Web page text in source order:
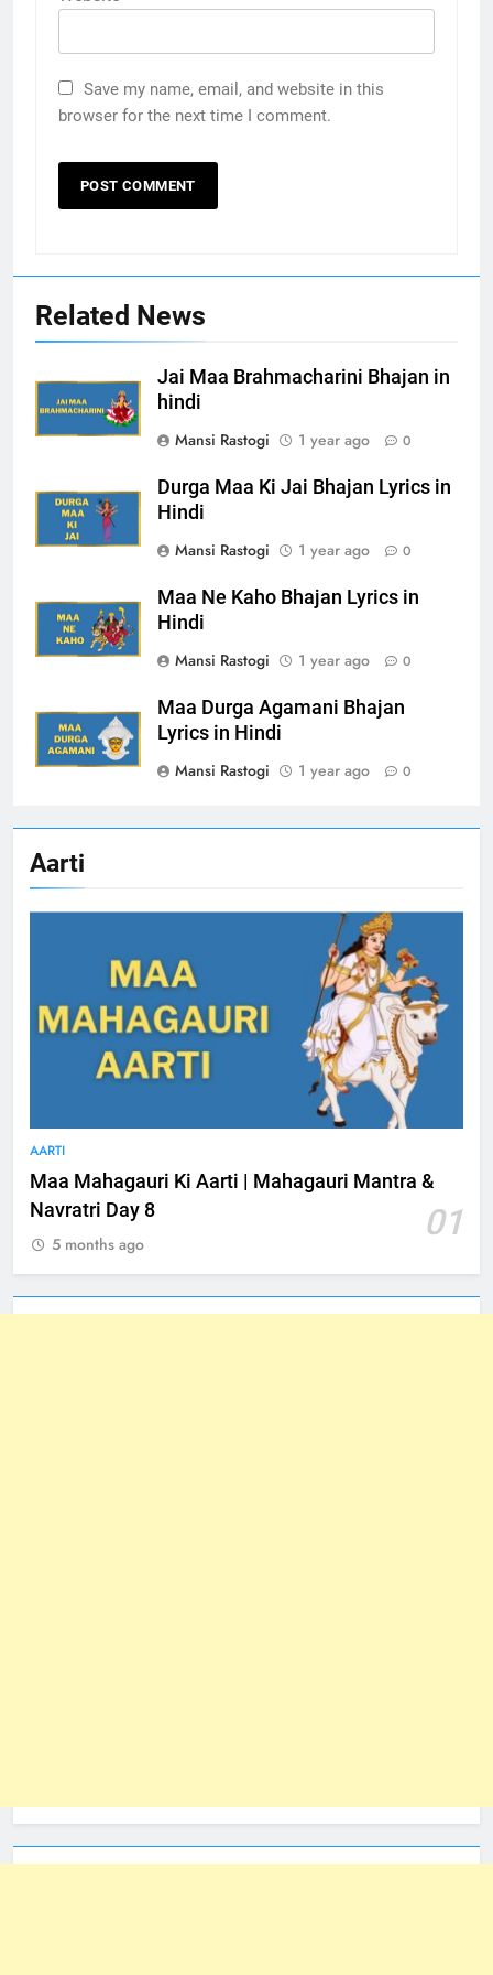
Aarti
AARTI
Maa Mahagauri Ki Aarti | Mahagauri Mantra &
Navratri Day 8
01
5 months ago
Save my name, email, and website in this
browser for the next time I comment.
Related News
Jai Maa Brahmacharini Bhajan in
hindi
Mansi Rastogi
1 year ago 0
Durga Maa Ki Jai Bhajan Lyrics in
Hindi
Mansi Rastogi
1 year ago 0
Maa Ne Kaho Bhajan Lyrics in
Hindi
Mansi Rastogi
1 year ago 0
Maa Durga Agamani Bhajan
Lyrics in Hindi
Mansi Rastogi
1 year ago 0